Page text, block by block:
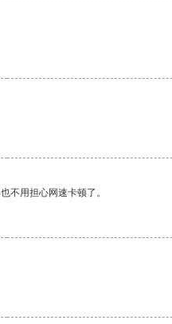
不用担心网速卡顿了。